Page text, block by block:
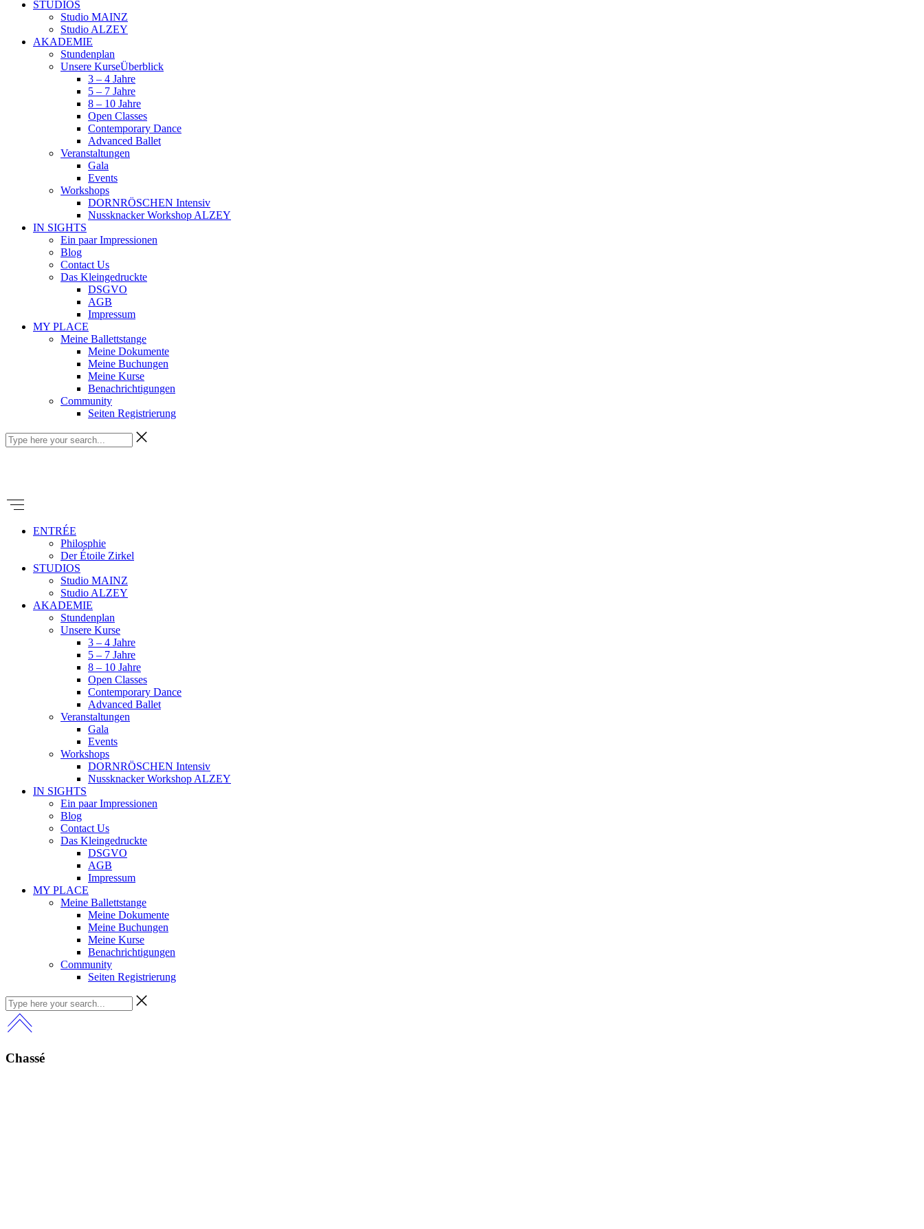
STUDIOS
Studio MAINZ
Studio ALZEY
AKADEMIE
Stundenplan
Unsere KurseÜberblick
3 – 4 Jahre
5 – 7 Jahre
8 – 10 Jahre
Open Classes
Contemporary Dance
Advanced Ballet
Veranstaltungen
Gala
Events
Workshops
DORNRÖSCHEN Intensiv
Nussknacker Workshop ALZEY
IN SIGHTS
Ein paar Impressionen
Blog
Contact Us
Das Kleingedruckte
DSGVO
AGB
Impressum
MY PLACE
Meine Ballettstange
Meine Dokumente
Meine Buchungen
Meine Kurse
Benachrichtigungen
Community
Seiten Registrierung
ENTRÉE
Philosphie
Der Étoile Zirkel
STUDIOS
Studio MAINZ
Studio ALZEY
AKADEMIE
Stundenplan
Unsere Kurse
3 – 4 Jahre
5 – 7 Jahre
8 – 10 Jahre
Open Classes
Contemporary Dance
Advanced Ballet
Veranstaltungen
Gala
Events
Workshops
DORNRÖSCHEN Intensiv
Nussknacker Workshop ALZEY
IN SIGHTS
Ein paar Impressionen
Blog
Contact Us
Das Kleingedruckte
DSGVO
AGB
Impressum
MY PLACE
Meine Ballettstange
Meine Dokumente
Meine Buchungen
Meine Kurse
Benachrichtigungen
Community
Seiten Registrierung
Chassé